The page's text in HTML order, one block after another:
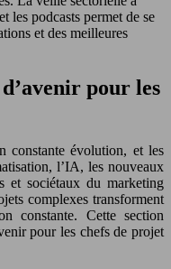
les podcasts permet de se
et des meilleures
pour les
constante évolution, et les
l’IA, les nouveaux
et sociétaux du marketing
complexes transforment
constante. Cette section
pour les chefs de projet